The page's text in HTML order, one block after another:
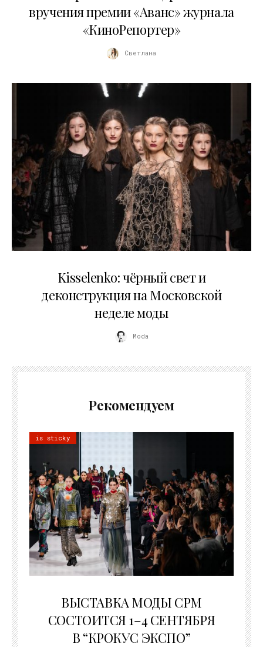
вручения премии «Аванс» журнала
«КиноРепортер»
Светлана
Kisselenko: чёрный свет и
деконструкция на Московской
неделе моды
Moda
Рекомендуем
is sticky
ВЫСТАВКА МОДЫ CPM
СОСТОИТСЯ 1–4 СЕНТЯБРЯ
В “КРОКУС ЭКСПО”